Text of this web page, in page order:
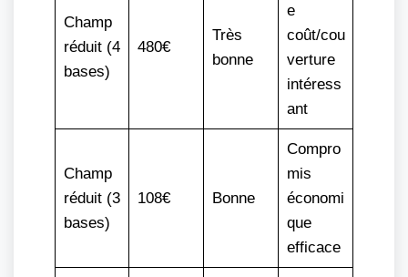
Champ
réduit (4
bases)
480€
Très
bonne
e
coût/cou
verture
intéress
ant
Champ
réduit (3
bases)
108€ Bonne
Compro
mis
économi
que
efficace